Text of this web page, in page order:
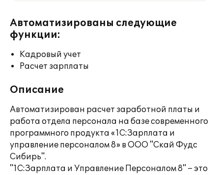
Автоматизированы следующие
функции:
Кадровый учет
Расчет зарплаты
Описание
Автоматизирован расчет заработной платы и
работа отдела персонала на базе современного
программного продукта «1С:Зарплата и
управление персоналом 8» в ООО "Скай Фудс
Сибирь".
"1С:Зарплата и Управление Персоналом 8" – это